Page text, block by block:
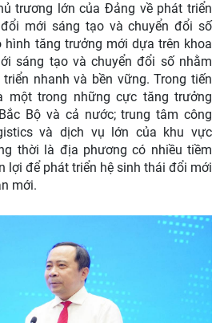
trương lớn của Đảng về phát triển
mới sáng tạo và chuyển đổi số
hình tăng trưởng mới dựa trên khoa
sáng tạo và chuyển đổi số nhằm
nhanh và bền vững. Trong tiến
một trong những cực tăng trưởng
Bộ và cả nước; trung tâm công
và dịch vụ lớn của khu vực
thời là địa phương có nhiều tiềm
lợi để phát triển hệ sinh thái đổi mới
mới.